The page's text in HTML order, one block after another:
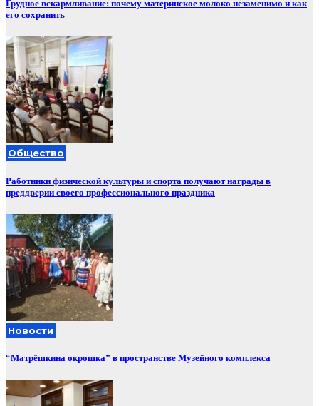
Грудное вскармливание: почему материнское молоко незаменимо и как
его сохранить
Общество
Работники физической культуры и спорта получают награды в
преддверии своего профессионального праздника
Новости
“Матрёшкина окрошка” в пространстве Музейного комплекса